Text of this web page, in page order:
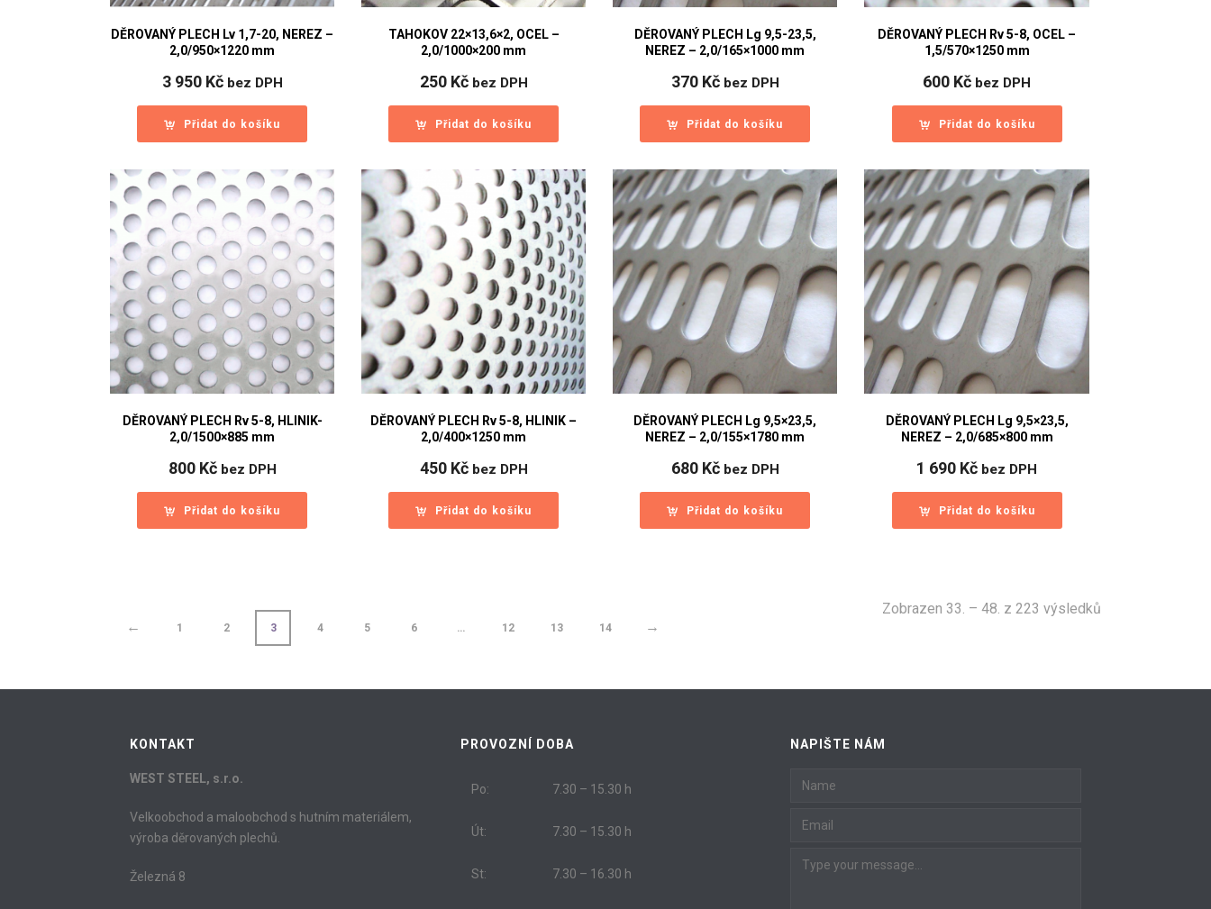
DĚROVANÝ PLECH Lv 1,7-20, NEREZ –
2,0/950×1220 mm
3 950 Kč bez DPH
Přidat do košíku
TAHOKOV 22×13,6×2, OCEL –
2,0/1000×200 mm
250 Kč bez DPH
Přidat do košíku
DĚROVANÝ PLECH Lg 9,5-23,5,
NEREZ – 2,0/165×1000 mm
370 Kč bez DPH
Přidat do košíku
DĚROVANÝ PLECH Rv 5-8, OCEL –
1,5/570×1250 mm
600 Kč bez DPH
Přidat do košíku
DĚROVANÝ PLECH Rv 5-8, HLINIK-
2,0/1500×885 mm
800 Kč bez DPH
Přidat do košíku
DĚROVANÝ PLECH Rv 5-8, HLINIK –
2,0/400×1250 mm
450 Kč bez DPH
Přidat do košíku
DĚROVANÝ PLECH Lg 9,5×23,5,
NEREZ – 2,0/155×1780 mm
680 Kč bez DPH
Přidat do košíku
DĚROVANÝ PLECH Lg 9,5×23,5,
NEREZ – 2,0/685×800 mm
1 690 Kč bez DPH
Přidat do košíku
← 1 2 3 4 5 6 … 12 13 14 →
Zobrazen 33. – 48. z 223 výsledků
KONTAKT
WEST STEEL, s.r.o.
Velkoobchod a maloobchod s hutním materiálem,
výroba děrovaných plechů.
Železná 8
PROVOZNÍ DOBA
Po: 7.30 – 15.30 h
Út: 7.30 – 15.30 h
St: 7.30 – 16.30 h
NAPIŠTE NÁM